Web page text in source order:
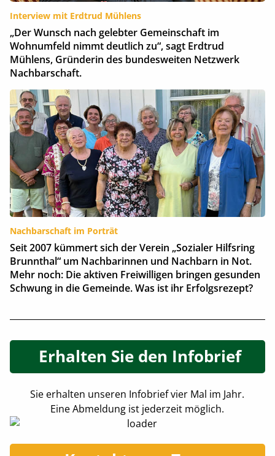
Interview mit Erdtrud Mühlens
„Der Wunsch nach gelebter Gemeinschaft im
Wohnumfeld nimmt deutlich zu“, sagt Erdtrud
Mühlens, Gründerin des bundesweiten Netzwerk
Nachbarschaft.
Nachbarschaft im Porträt
Seit 2007 kümmert sich der Verein „Sozialer Hilfsring
Brunnthal“ um Nachbarinnen und Nachbarn in Not.
Mehr noch: Die aktiven Freiwilligen bringen gesunden
Schwung in die Gemeinde. Was ist ihr Erfolgsrezept?
Erhalten Sie den Infobrief
Sie erhalten unseren Infobrief vier Mal im Jahr.
Eine Abmeldung ist jederzeit möglich.